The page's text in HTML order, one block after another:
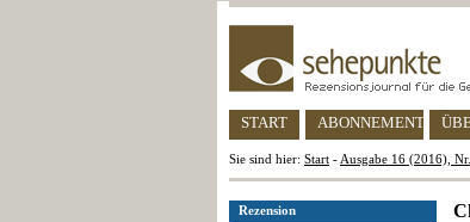
START ABONNEMENT
Sie sind hier: Start - Ausgabe 16 (2016),
Rezension